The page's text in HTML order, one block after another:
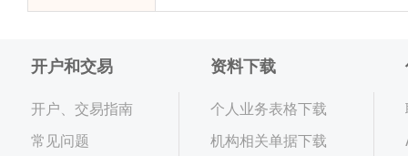
开户和交易
开户、交易指南
常见问题
资料下载
个人业务表格下载
机构相关单据下载